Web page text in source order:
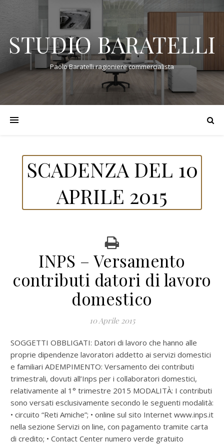
STUDIO BARATELLI
Paolo Baratelli ragioniere commercialista
SCADENZA DEL 10
APRILE 2015
INPS – Versamento
contributi datori di lavoro
domestico
10 Aprile 2015
SOGGETTI OBBLIGATI: Datori di lavoro che hanno alle
proprie dipendenze lavoratori addetto ai servizi domestici
e familiari ADEMPIMENTO: Versamento dei contributi
trimestrali, dovuti all’Inps per i collaboratori domestici,
relativamente al 1° trimestre 2015 MODALITÀ: I contributi
sono versati esclusivamente secondo le seguenti modalità:
• circuito “Reti Amiche”; • online sul sito Internet www.inps.it
nella sezione Servizi on line, con pagamento tramite carta
di credito; • Contact Center numero verde gratuito